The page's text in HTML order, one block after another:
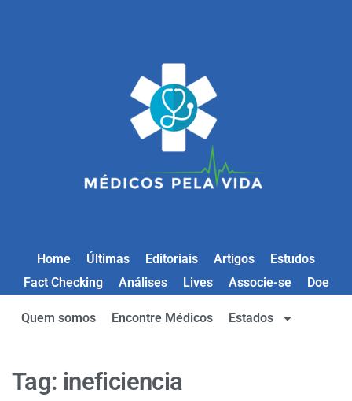
Home Últimas Editoriais Artigos
Estudos
Fact Checking
Análises Lives Associe-se Doe
Quem somos Encontre Médicos Estados
Tag: ineficiencia